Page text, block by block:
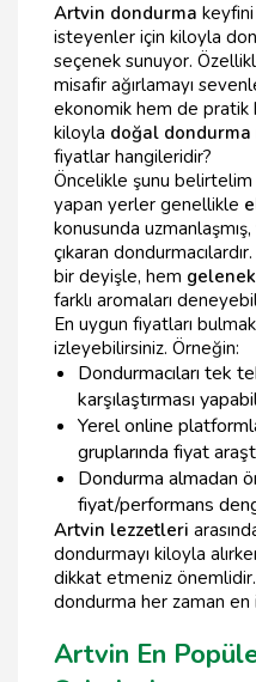
Artvin dondurma
isteyenler için kiloyla
seçenek sunuyor.
misafir ağırlamayı
ekonomik hem de pratik
kiloyla doğal dondurma
fiyatlar hangileridir?
Öncelikle şunu belirtelim
yapan yerler genellikle
konusunda uzmanlaşmış,
çıkaran
bir deyişle, hem
farklı aromaları
En uygun fiyatları
izleyebilirsiniz. Örneğin:
Dondurmacıları tek
karşılaştırması
Yerel online
gruplarında fiyat
Dondurma almadan
fiyat/performans
Artvin lezzetleri
dondurmayı kiloyla
dikkat etmeniz
dondurma her zaman
Artvin En